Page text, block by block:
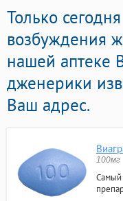
Только
возбуждения
нашей
дженерики
Ваш адрес.
100мг
Самый